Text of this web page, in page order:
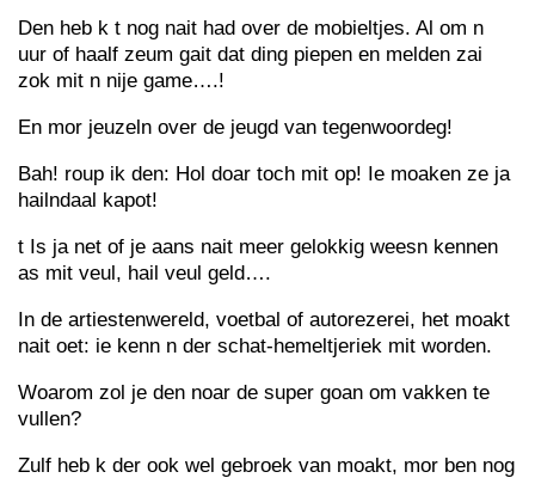
Den heb k t nog nait had over de mobieltjes. Al om n
uur of haalf zeum gait dat ding piepen en melden zai
zok mit n nije game….!
En mor jeuzeln over de jeugd van tegenwoordeg!
Bah! roup ik den: Hol doar toch mit op! Ie moaken ze ja
hailndaal kapot!
t Is ja net of je aans nait meer gelokkig weesn kennen
as mit veul, hail veul geld….
In de artiestenwereld, voetbal of autorezerei, het moakt
nait oet: ie kenn n der schat-hemeltjeriek mit worden.
Woarom zol je den noar de super goan om vakken te
vullen?
Zulf heb k der ook wel gebroek van moakt, mor ben nog